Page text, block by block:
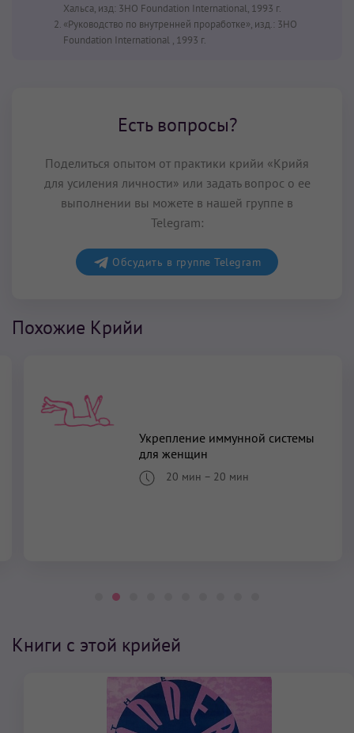
Хальса, изд: 3HO Foundation International, 1993 г.
«Руководство по внутренней проработке», изд.: 3HO
Foundation International , 1993 г.
Есть вопросы?
Поделиться опытом от практики крийи «Крийя
для усиления личности» или задать вопрос о ее
выполнении вы можете в нашей группе в
Telegram:
Обсудить в группе Telegram
Похожие Крийи
Укрепление иммунной системы
для женщин
20 мин – 20 мин
Книги с этой крийей